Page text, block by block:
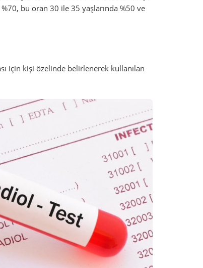
bu oran 30 ile 35 yaşlarında %50 ve
için kişi özelinde belirlenerek kullanılan